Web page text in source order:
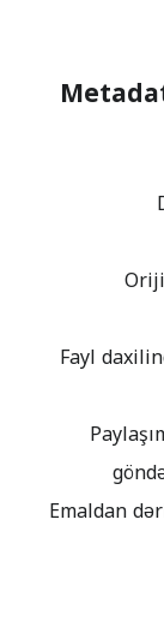
Fayl
Emaldan